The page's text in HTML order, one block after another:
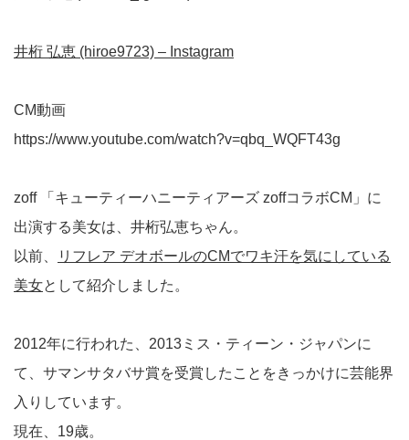
井桁 弘恵 (hiroe9723) – Instagram
CM動画
https://www.youtube.com/watch?v=qbq_WQFT43g
zoff 「キューティーハニーティアーズ zoffコラボCM」に
出演する美女は、井桁弘恵ちゃん。
以前、
リフレア デオボールのCMでワキ汗を気にしている
美女として紹介しました。
2012年に行われた、2013ミス・ティーン・ジャパンに
て、サマンサタバサ賞を受賞したことをきっかけに芸能界
入りしています。
現在、19歳。